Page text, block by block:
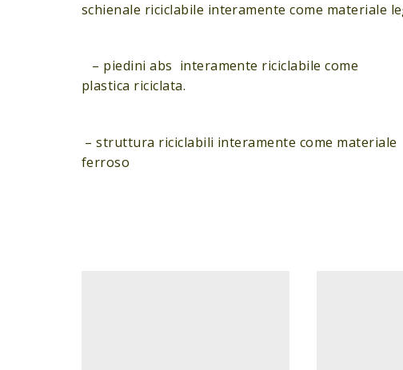
schienale riciclabile interamente come materiale
– piedini abs interamente riciclabile come
plastica riciclata.
– struttura riciclabili interamente come materiale
ferroso